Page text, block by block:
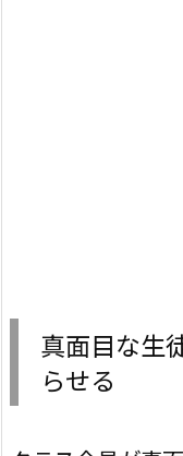
真面目な生
らせる